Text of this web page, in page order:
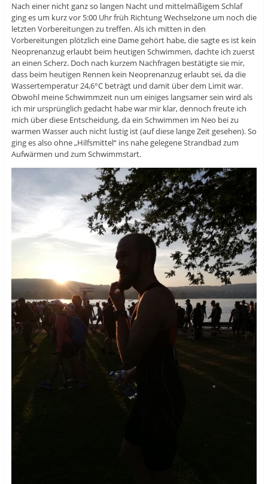
Nach einer nicht ganz so langen Nacht und mittelmäßigem Schlaf
ging es um kurz vor 5:00 Uhr früh Richtung Wechselzone um noch die
letzten Vorbereitungen zu treffen. Als ich mitten in den
Vorbereitungen plötzlich eine Dame gehört habe, die sagte es ist kein
Neoprenanzug erlaubt beim heutigen Schwimmen, dachte ich zuerst
an einen Scherz. Doch nach kurzem Nachfragen bestätigte sie mir,
dass beim heutigen Rennen kein Neoprenanzug erlaubt sei, da die
Wassertemperatur 24,6°C beträgt und damit über dem Limit war.
Obwohl meine Schwimmzeit nun um einiges langsamer sein wird als
ich mir ursprünglich gedacht habe war mir klar, dennoch freute ich
mich über diese Entscheidung, da ein Schwimmen im Neo bei zu
warmen Wasser auch nicht lustig ist (auf diese lange Zeit gesehen). So
ging es also ohne „Hilfsmittel“ ins nahe gelegene Strandbad zum
Aufwärmen und zum Schwimmstart.